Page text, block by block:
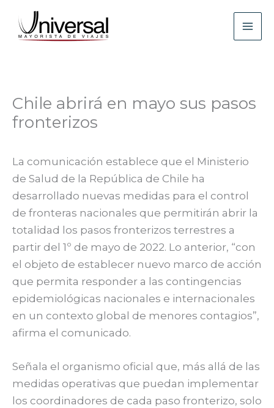
contenido
Chile abrirá en mayo sus pasos
fronterizos
La comunicación establece que el Ministerio
de Salud de la República de Chile ha
desarrollado nuevas medidas para el control
de fronteras nacionales que permitirán abrir la
totalidad los pasos fronterizos terrestres a
partir del 1º de mayo de 2022. Lo anterior, “con
el objeto de establecer nuevo marco de acción
que permita responder a las contingencias
epidemiológicas nacionales e internacionales
en un contexto global de menores contagios”,
afirma el comunicado.
Señala el organismo oficial que, más allá de las
medidas operativas que puedan implementar
los coordinadores de cada paso fronterizo, solo